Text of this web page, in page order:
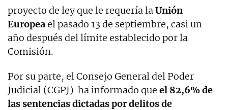
proyecto de ley que le requería laUnión
Europeael pasado 13 de septiembre, casi un
año después del límite establecido por la
Comisión.
Por su parte, el Consejo General del Poder
Judicial (CGPJ) ha informado que el 82,6% de
las sentencias dictadas por delitos de